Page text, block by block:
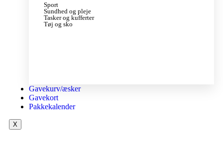
Sport
Sundhed og pleje
Tasker og kufferter
Tøj og sko
Gavekurv/æsker
Gavekort
Pakkekalender
X